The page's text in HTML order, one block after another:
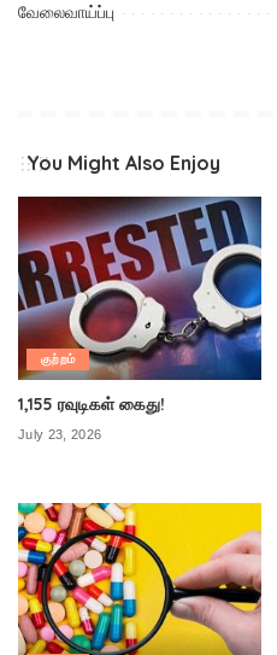
வேலைவாய்ப்பு
You Might Also Enjoy
குற்றம்
1,155 ரவுடிகள் கைது!
July 23, 2026